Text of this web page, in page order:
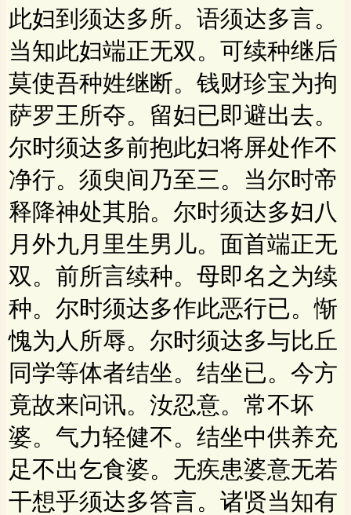
此妇到须达多所。语须达多言。
当知此妇端正无双。可续种继后
莫使吾种姓继断。钱财珍宝为拘
萨罗王所夺。留妇已即避出去。
尔时须达多前抱此妇将屏处作不
净行。须臾间乃至三。当尔时帝
释降神处其胎。尔时须达多妇八
月外九月里生男儿。面首端正无
双。前所言续种。母即名之为续
种。尔时须达多作此恶行已。惭
愧为人所辱。尔时须达多与比丘
同学等体者结坐。结坐已。今方
竟故来问讯。汝忍意。常不坏
婆。气力轻健不。结坐中供养充
足不出乞食婆。无疾患婆意无若
干想乎须达多答言。诸贤当知有